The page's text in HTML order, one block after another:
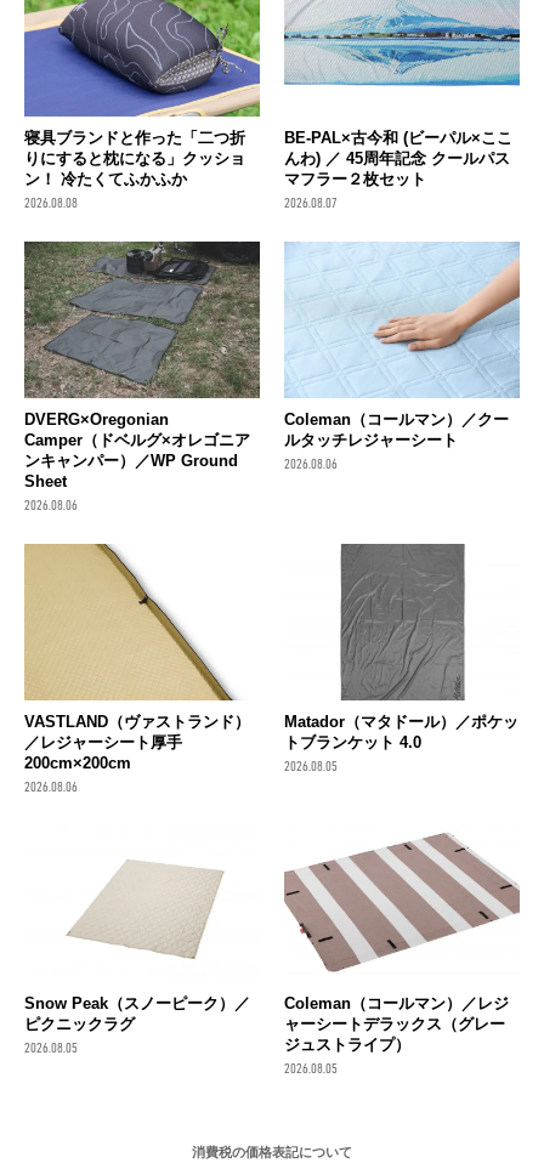
寝具ブランドと作った「二つ折
りにすると枕になる」クッショ
ン！ 冷たくてふかふか
2026.08.08
BE-PAL×古今和 (ビーパル×ここ
んわ) ／ 45周年記念 クールパス
マフラー２枚セット
2026.08.07
DVERG×Oregonian
Camper（ドベルグ×オレゴニア
ンキャンパー）／WP Ground
Sheet
2026.08.06
Coleman（コールマン）／クー
ルタッチレジャーシート
2026.08.06
VASTLAND（ヴァストランド）
／レジャーシート厚手
200cm×200cm
2026.08.06
Matador（マタドール）／ポケッ
トブランケット 4.0
2026.08.05
Snow Peak（スノーピーク）／
ピクニックラグ
2026.08.05
Coleman（コールマン）／レジ
ャーシートデラックス（グレー
ジュストライプ）
2026.08.05
消費税の価格表記について